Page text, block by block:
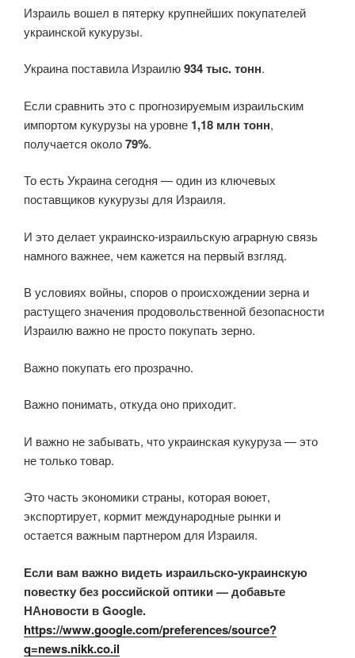
Израиль вошел в пятерку крупнейших покупателей
украинской кукурузы.
Украина поставила Израилю934 тыс. тонн.
Если сравнить это с прогнозируемым израильским
импортом кукурузы на уровне 1,18 млн тонн,
получается около79%.
То есть Украина сегодня — один из ключевых
поставщиков кукурузы для Израиля.
И это делает украинско-израильскую аграрную связь
намного важнее, чем кажется на первый взгляд.
В условиях войны, споров о происхождении зерна и
растущего значения продовольственной безопасности
Израилю важно не просто покупать зерно.
Важно покупать его прозрачно.
Важно понимать, откуда оно приходит.
И важно не забывать, что украинская кукуруза — это
не только товар.
Это часть экономики страны, которая воюет,
экспортирует, кормит международные рынки и
остается важным партнером для Израиля.
Если вам важно видеть израильско-украинскую
повестку без российской оптики — добавьте
НАновости в Google.
https://www.google.com/preferences/source?
q=news.nikk.co.il